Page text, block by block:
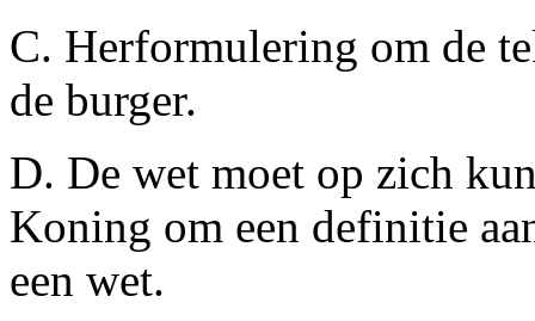
C. Herformulering om de
de burger.
D. De wet moet op zich
Koning om een definitie
een wet.